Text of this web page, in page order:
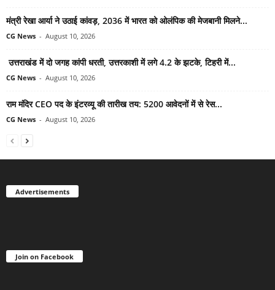
मंत्री रेखा आर्या ने उठाई कांवड़, 2036 में भारत को ओलंपिक की मेजबानी मिलने...
CG News - August 10, 2026
उत्तराखंड में दो जगह कांपी धरती, उत्तरकाशी में लगे 4.2 के झटके, टिहरी में...
CG News - August 10, 2026
राम मंदिर CEO पद के इंटरव्यू की तारीख तय: 5200 आवेदनों में से रेस...
CG News - August 10, 2026
Advertisements
Join on Facebook